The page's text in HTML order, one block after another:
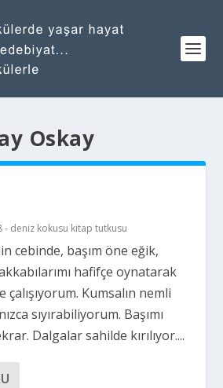
Oskay
- deniz kokusu kitap tutkusu
cebinde, başım öne eğik,
hafifçe oynatarak
Kumsalın nemli
sıyırabiliyorum. Başımı
Dalgalar sahilde kırılıyor....